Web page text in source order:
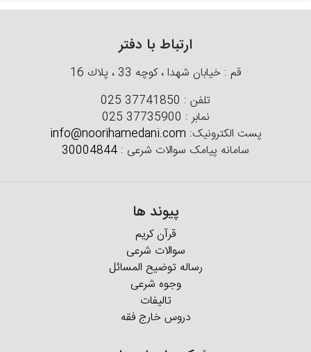
ارتباط با دفتر
قم : خیابان شهدا ، كوچه 33 ، پلاك 16
تلفن :025 37741850
نمابر :025 37735900
پست الکترونیک:info@noorihamedani.com
سامانه پیامک سوالات شرعی : 30004844
پیوند ها
قرآن کریم
سوالات شرعی
رساله توضیح المسائل
وجوه شرعی
تالیفات
دروس خارج فقه